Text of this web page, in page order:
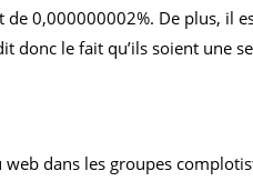
0,000000002%. De plus, il
le fait qu’ils soient une
dans les groupes